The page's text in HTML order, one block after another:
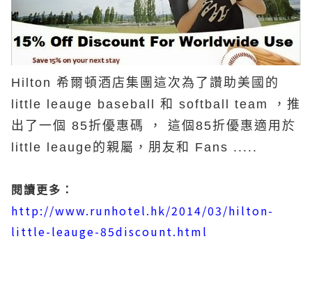
Hilton 希爾頓酒店集團這次為了讚助美國的
little leauge baseball 和 softball team ，推
出了一個 85折優惠碼 ， 這個85折優惠適用於
little leauge的親屬，朋友和 Fans .....
閱讀更多：
http://www.runhotel.hk/2014/03/hilton-
little-leauge-85discount.html